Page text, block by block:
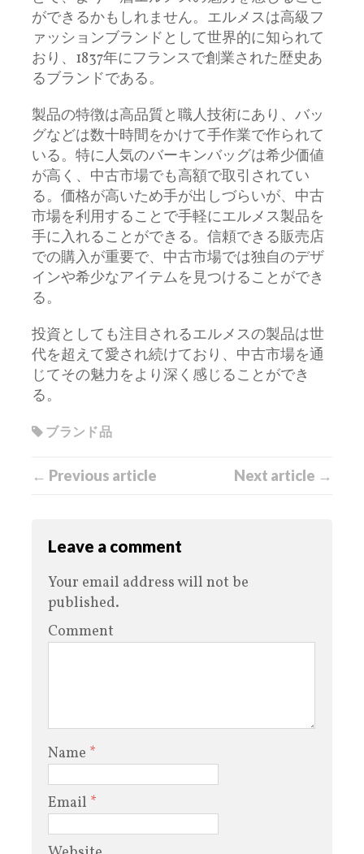
ができるかもしれません。エルメスは高級フ
ァッションブランドとして世界的に知られて
おり、1837年にフランスで創業された歴史あ
るブランドである。
製品の特徴は高品質と職人技術にあり、バッ
グなどは数十時間をかけて手作業で作られて
いる。特に人気のバーキンバッグは希少価値
が高く、中古市場でも高額で取引されてい
る。価格が高いため手が出しづらいが、中古
市場を利用することで手軽にエルメス製品を
手に入れることができる。信頼できる販売店
での購入が重要で、中古市場では独自のデザ
インや希少なアイテムを見つけることができ
る。
投資としても注目されるエルメスの製品は世
代を超えて愛され続けており、中古市場を通
じてその魅力をより深く感じることができ
る。
ブランド品
← Previous article Next article →
Leave a comment
Your email address will not be
published.
Comment
Name *
Email *